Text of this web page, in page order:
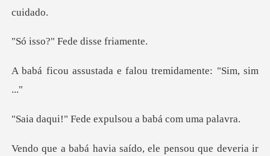
Fede disse
ada e falou tremida
e expulsou a babá
saído, ele pensou que d